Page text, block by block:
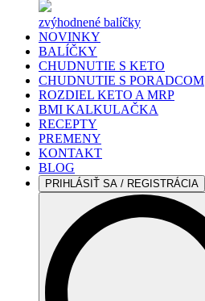
zvýhodnené balíčky
NOVINKY
BALÍČKY
CHUDNUTIE S KETO
CHUDNUTIE S PORADCOM
ROZDIEL KETO A MRP
BMI KALKULAČKA
RECEPTY
PREMENY
KONTAKT
BLOG
PRIHLÁSIŤ SA / REGISTRÁCIA